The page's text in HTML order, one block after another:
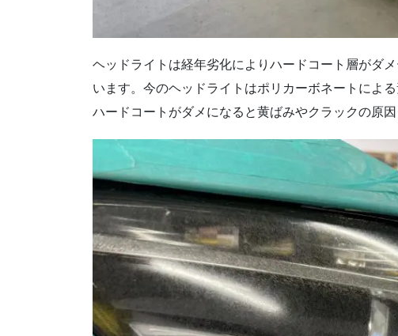
ヘッドライトは経年劣化によりハードコート層がダ
います。今のヘッドライトはポリカーボネートによ
ハードコートがダメになると黄ばみやクラックの原因